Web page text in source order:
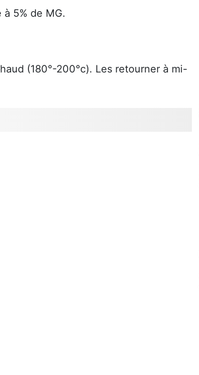
5% de MG.
(180°-200°c). Les retourner à mi-